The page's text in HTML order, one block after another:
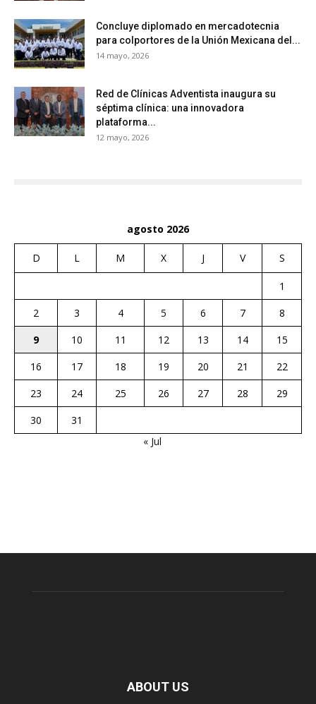
Concluye diplomado en mercadotecnia
para colportores de la Unión Mexicana del...
14 mayo, 2026
Red de Clínicas Adventista inaugura su
séptima clínica: una innovadora
plataforma...
12 mayo, 2026
agosto 2026
D L M X J V S
1
2
3 4 5 6 7
8
9
10 11 12 13 14
15
16
17 18 19 20 21
22
23
24 25 26 27 28
29
30
31
« Jul
ABOUT US